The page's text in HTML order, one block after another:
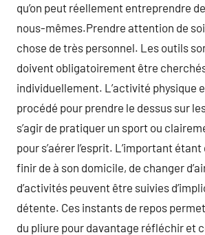
qu’on peut réellement entreprendre
nous-mêmes.Prendre attention de
chose de très personnel. Les outils
doivent obligatoirement être
individuellement. L’activité physique
procédé pour prendre le dessus sur
s’agir de pratiquer un sport ou
pour s’aérer l’esprit. L’important étant
finir de à son domicile, de changer
d’activités peuvent être suivies
détente. Ces instants de repos
du pliure pour davantage réfléchir et